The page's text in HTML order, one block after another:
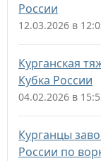
России
12.03.2026 в
Курганская
Кубка России
04.02.2026 в
Курганцы
России по